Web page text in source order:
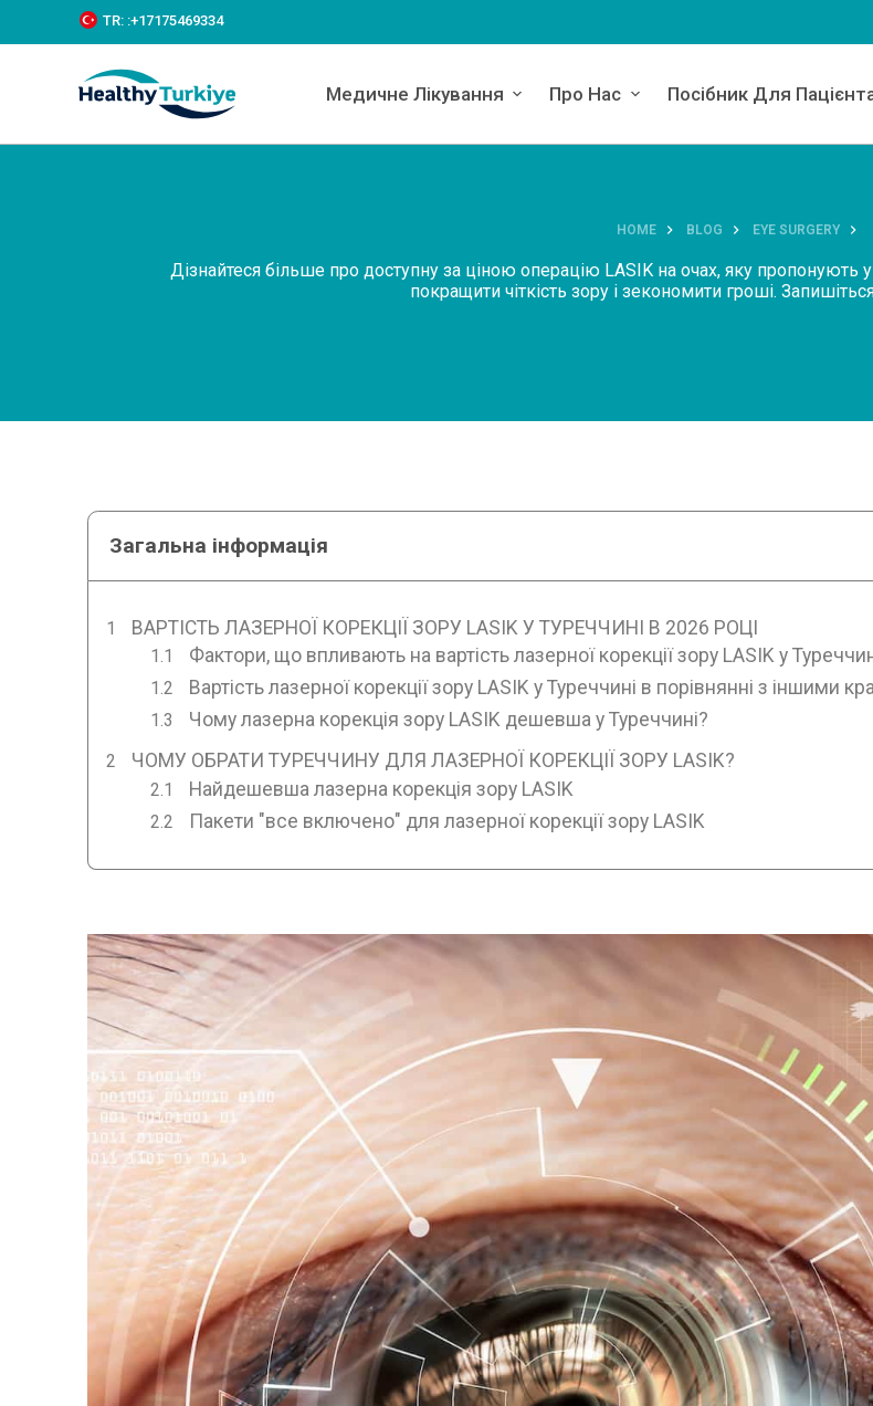
k
c
TR: :+‪17175469334‬
Медичне Лікування Про Нас Посібник Для
HOME BLOG EYE SURGERY
Дізнайтеся більше про доступну за ціною операцію LASIK на очах, яку пропонують
покращити чіткість зору і зекономити гроші.
Загальна інформація
ВАРТІСТЬ ЛАЗЕРНОЇ КОРЕКЦІЇ ЗОРУ LASIK У ТУРЕЧЧИНІ В 2026 РОЦІ
Фактори, що впливають на вартість лазерної корекції зору LASIK у
Вартість лазерної корекції зору LASIK у Туреччині в порівнянні з іншими
Чому лазерна корекція зору LASIK дешевша у Туреччині?
ЧОМУ ОБРАТИ ТУРЕЧЧИНУ ДЛЯ ЛАЗЕРНОЇ КОРЕКЦІЇ ЗОРУ LASIK?
Найдешевша лазерна корекція зору LASIK
Пакети "все включено" для лазерної корекції зору LASIK